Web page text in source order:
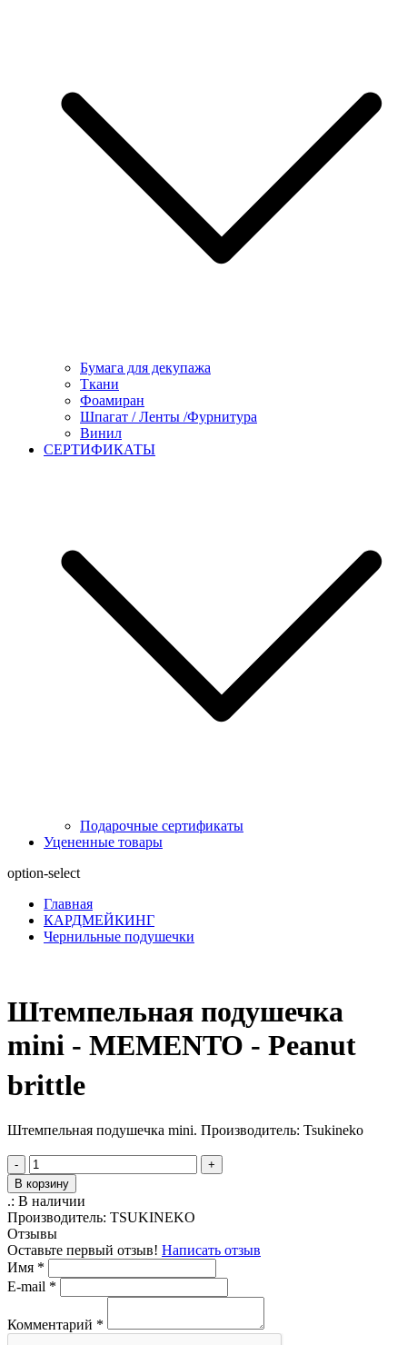
Бумага для декупажа
Ткани
Фоамиран
Шпагат / Ленты /Фурнитура
Винил
СЕРТИФИКАТЫ
Подарочные сертификаты
Уцененные товары
option-select
Главная
КАРДМЕЙКИНГ
Чернильные подушечки
Штемпельная подушечка
mini - MEMENTO - Peanut
brittle
Штемпельная подушечка mini. Производитель: Tsukineko
-
+
В корзину
.: В наличии
Производитель: TSUKINEKO
Отзывы
Оставьте первый отзыв! Написать отзыв
Имя *
E-mail *
Комментарий *